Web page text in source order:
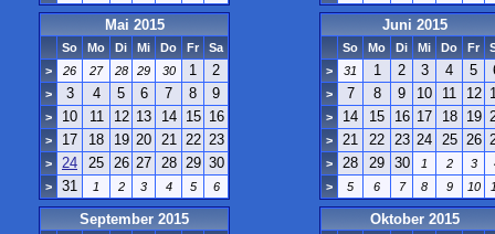
Mai 2015
So Mo Di Mi Do Fr
Sa
>
26 27 28 29 30 1 2
> 3 4 5 6 7 8 9
> 10 11 12 13 14 15 16
> 17 18 19 20 21 22 23
> 24 25 26 27 28 29 30
> 31 1 2 3 4 5 6
Juni 2015
So Mo Di Mi Do Fr
>
31 1 2 3 4 5
> 7 8 9 10 11 12
> 14 15 16 17 18 19
> 21 22 23 24 25 26
> 28 29 30 1 2 3
>
5 6 7 8 9 10
September 2015 Oktober 2015